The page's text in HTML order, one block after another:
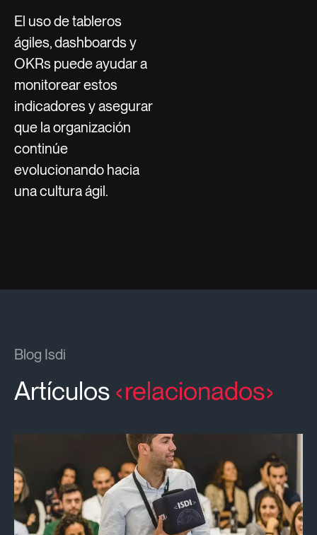
El uso de tableros
ágiles, dashboards y
OKRs puede ayudar a
monitorear estos
indicadores y asegurar
que la organización
continúe
evolucionando hacia
una cultura ágil.
Blog Isdi
Artículos relacionados